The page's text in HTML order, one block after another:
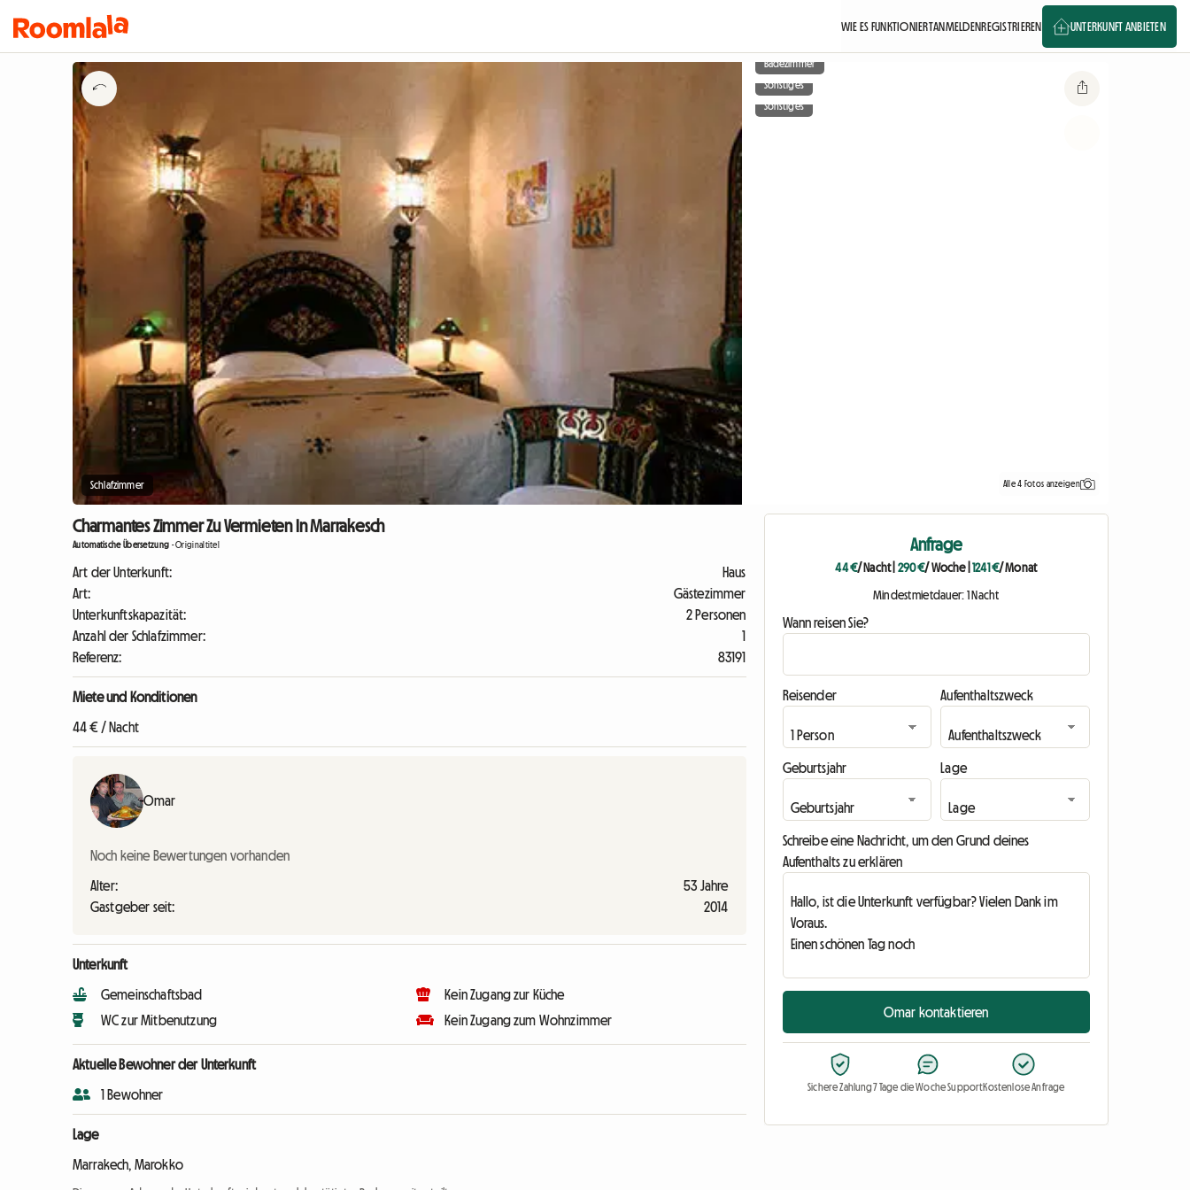
WIE ES FUNKTIONIERTANMELDENREGISTRIEREN UNTERKUNFT ANBIETEN
Schlafzimmer
Badezimmer
Sonstiges
Sonstiges
Alle 4 Fotos anzeigen
Charmantes Zimmer Zu Vermieten In Marrakesch
Automatische Übersetzung -Originaltitel
Art der Unterkunft:
Haus
Art:
Gästezimmer
Unterkunftskapazität:
2 Personen
Anzahl der Schlafzimmer:
1
Referenz:
83191
Miete und Konditionen
44 € / Nacht
Omar
Noch keine Bewertungen vorhanden
Alter:
53 Jahre
Gastgeber seit:
2014
Unterkunft
Gemeinschaftsbad
WC zur Mitbenutzung
Kein Zugang zur Küche
Kein Zugang zum Wohnzimmer
Aktuelle Bewohner der Unterkunft
1 Bewohner
Lage
Marrakech, Marokko
Anfrage
44 €/ Nacht| 290 €/ Woche|1241 €/ Monat
Mindestmietdauer: 1 Nacht
Wann reisen Sie?
Reisender Aufenthaltszweck
Geburtsjahr Lage
Schreibe eine Nachricht, um den Grund deines
Aufenthalts zu erklären
Omar kontaktieren
Sichere Zahlung7 Tage die Woche SupportKostenlose Anfrage